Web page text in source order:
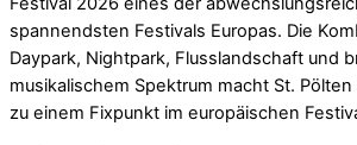
spannendsten Festivals Europas. Die
Daypark, Nightpark, Flusslandschaft und
musikalischem Spektrum macht St.
zu einem Fixpunkt im europäischen